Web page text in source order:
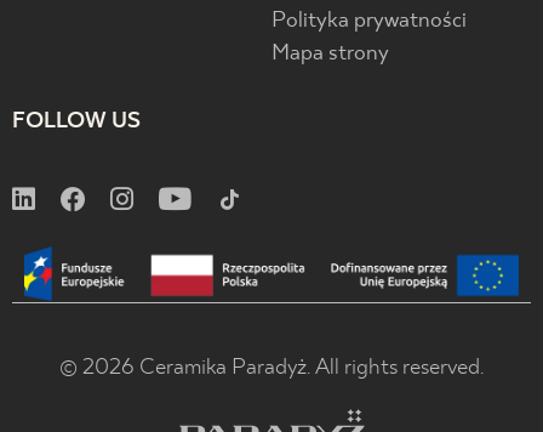
Polityka prywatności
Mapa strony
FOLLOW US
© 2026 Ceramika Paradyż. All rights reserved.